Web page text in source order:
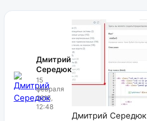
Дмитрий
Середюк
15
февраля
2015,
12:48
Дмитрий Середюк